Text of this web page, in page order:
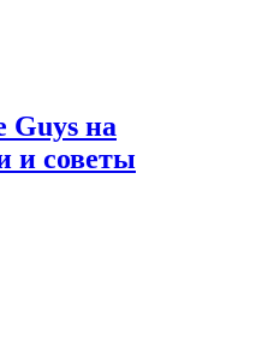
Guys на
и советы